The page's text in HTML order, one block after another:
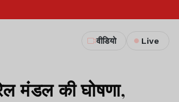
वीडियो Live
मंडल की घोषणा,